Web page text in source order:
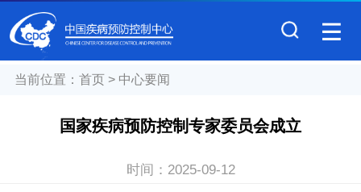
当前位置： 首页> 中心要闻
国家疾病预防控制专家委员会成立
时间： 2025-09-12